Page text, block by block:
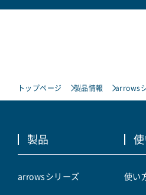
トップページ 製品情報 arrows
製品
arrowsシリーズ 使い